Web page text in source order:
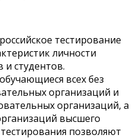
тестирование
личности
студентов.
всех без
организаций и
организаций, а
высшего
позволяют